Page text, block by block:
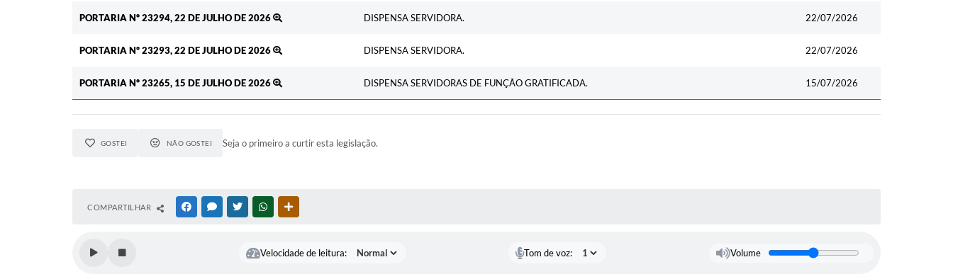
PORTARIA Nº 23294, 22 DE JULHO DE 2026 DISPENSA SERVIDORA. 22/07/2026
PORTARIA Nº 23293, 22 DE JULHO DE 2026 DISPENSA SERVIDORA. 22/07/2026
PORTARIA Nº 23265, 15 DE JULHO DE 2026 DISPENSA SERVIDORAS DE FUNÇÃO GRATIFICADA. 15/07/2026
GOSTEI NÃO GOSTEI Seja o primeiro a curtir esta legislação.
COMPARTILHAR FACEBOOKMESSENGER
TWITTERWHATSAPP
Velocidade de leitura: Tom de voz: Volume